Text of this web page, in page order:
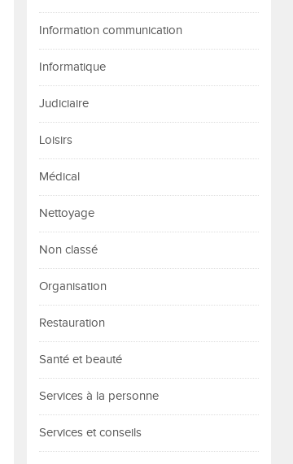
Information communication
Informatique
Judiciaire
Loisirs
Médical
Nettoyage
Non classé
Organisation
Restauration
Santé et beauté
Services à la personne
Services et conseils